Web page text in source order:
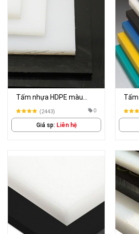
Tấm nhựa HDPE màu
đen, trắng(2443) 0
Giá sp: Liên hệ
Tấm
đen